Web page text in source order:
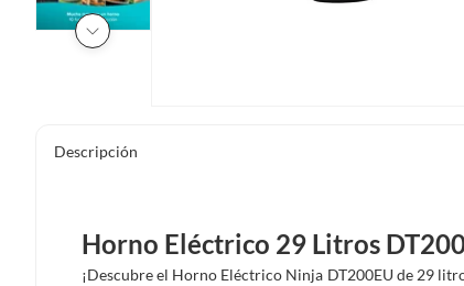
Descripción
Horno Eléctrico 29 Litros
¡Descubre el Horno Eléctrico Ninja DT200EU de 29